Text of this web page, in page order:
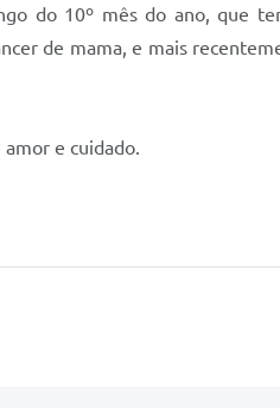
do 10º mês do ano, que
de mama, e mais
e cuidado.